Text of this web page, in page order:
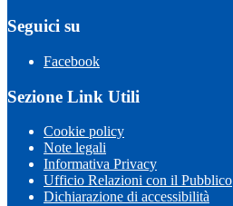
Seguici su
Facebook
Sezione Link Utili
Cookie policy
Note legali
Informativa Privacy
Ufficio Relazioni con il Pubblico
Dichiarazione di accessibilità